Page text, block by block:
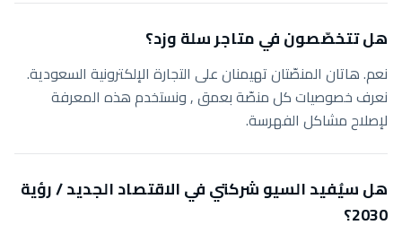
هل تتخصّصون في متاجر سلة وزد؟
نعم. هاتان المنصّتان تهيمنان على التجارة الإلكترونية السعودية.
نعرف خصوصيات كل منصّة بعمق , ونستخدم هذه المعرفة
لإصلاح مشاكل الفهرسة.
هل سيُفيد السيو شركتي في الاقتصاد الجديد / رؤية
2030؟